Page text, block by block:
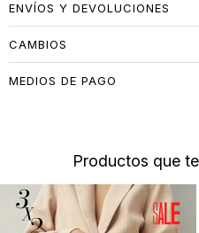
ENVÍOS Y DEVOLUCIONES
CAMBIOS
MEDIOS DE PAGO
Productos que